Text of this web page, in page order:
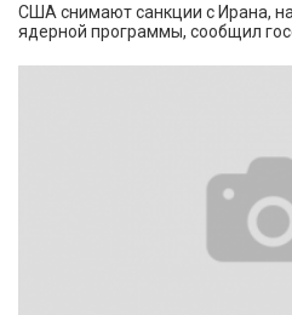
США снимают санкции с Ирана,
ядерной программы, сообщил